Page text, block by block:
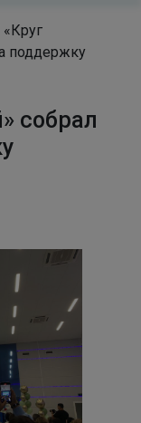
«Круг
поддержку
собрал